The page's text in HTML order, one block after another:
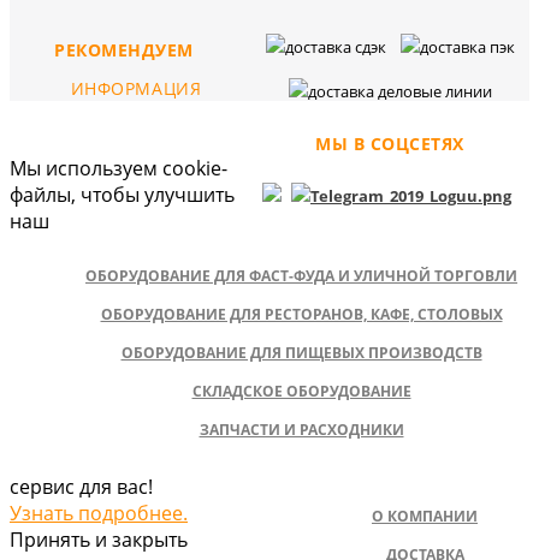
МЫ В СОЦСЕТЯХ
РЕКОМЕНДУЕМ
ОБОРУДОВАНИЕ ДЛЯ ФАСТ-ФУДА И УЛИЧНОЙ ТОРГОВЛИ
ОБОРУДОВАНИЕ ДЛЯ РЕСТОРАНОВ, КАФЕ, СТОЛОВЫХ
ОБОРУДОВАНИЕ ДЛЯ ПИЩЕВЫХ ПРОИЗВОДСТВ
СКЛАДСКОЕ ОБОРУДОВАНИЕ
ЗАПЧАСТИ И РАСХОДНИКИ
ИНФОРМАЦИЯ
О КОМПАНИИ
ДОСТАВКА
Мы используем cookie-
файлы, чтобы улучшить
наш
сервис для вас!
Узнать подробнее.
Принять и закрыть